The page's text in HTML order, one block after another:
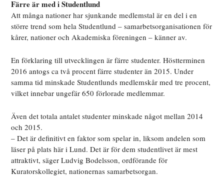
Färre är med i Studentlund
Att många nationer har sjunkande medlemstal är en del i en
större trend som hela Studentlund – samarbetsorganisationen för
kårer, nationer och Akademiska föreningen – känner av.
En förklaring till utvecklingen är färre studenter. Höstterminen
2016 antogs ca två procent färre studenter än 2015. Under
samma tid minskade Studentlunds medlemskår med tre procent,
vilket innebar ungefär 650 förlorade medlemmar.
Även det totala antalet studenter minskade något mellan 2014
och 2015.
– Det är definitivt en faktor som spelar in, liksom andelen som
läser på plats här i Lund. Det är för dem studentlivet är mest
attraktivt, säger Ludvig Bodelsson, ordförande för
Kuratorskollegiet, nationernas samarbetsorgan.